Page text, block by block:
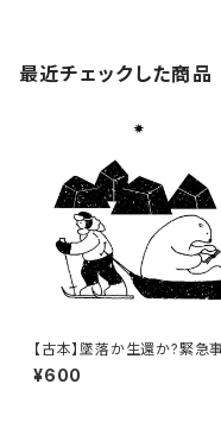
最近チェックした商品
【古本】墜落か生還か?緊急
発生
¥600